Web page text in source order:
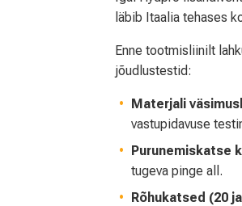
läbib Itaalia tehases
Enne tootmisliinilt
jõudlustestid:
Materjali
vastupidavuse
Purunemiskatse
tugeva pinge all.
Rõhukatsed (20